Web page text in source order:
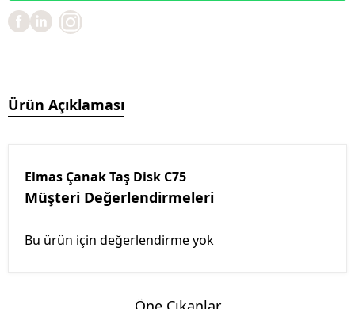
Ürün Açıklaması
Elmas Çanak Taş Disk C75
Müşteri Değerlendirmeleri
Bu ürün için değerlendirme yok